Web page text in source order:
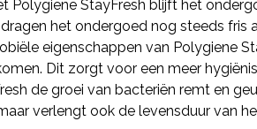
Polygiene StayFresh blijft het
het ondergoed nog steeds fris
eigenschappen van Polygiene
Dit zorgt voor een meer
de groei van bacteriën remt en
verlengt ook de levensduur van